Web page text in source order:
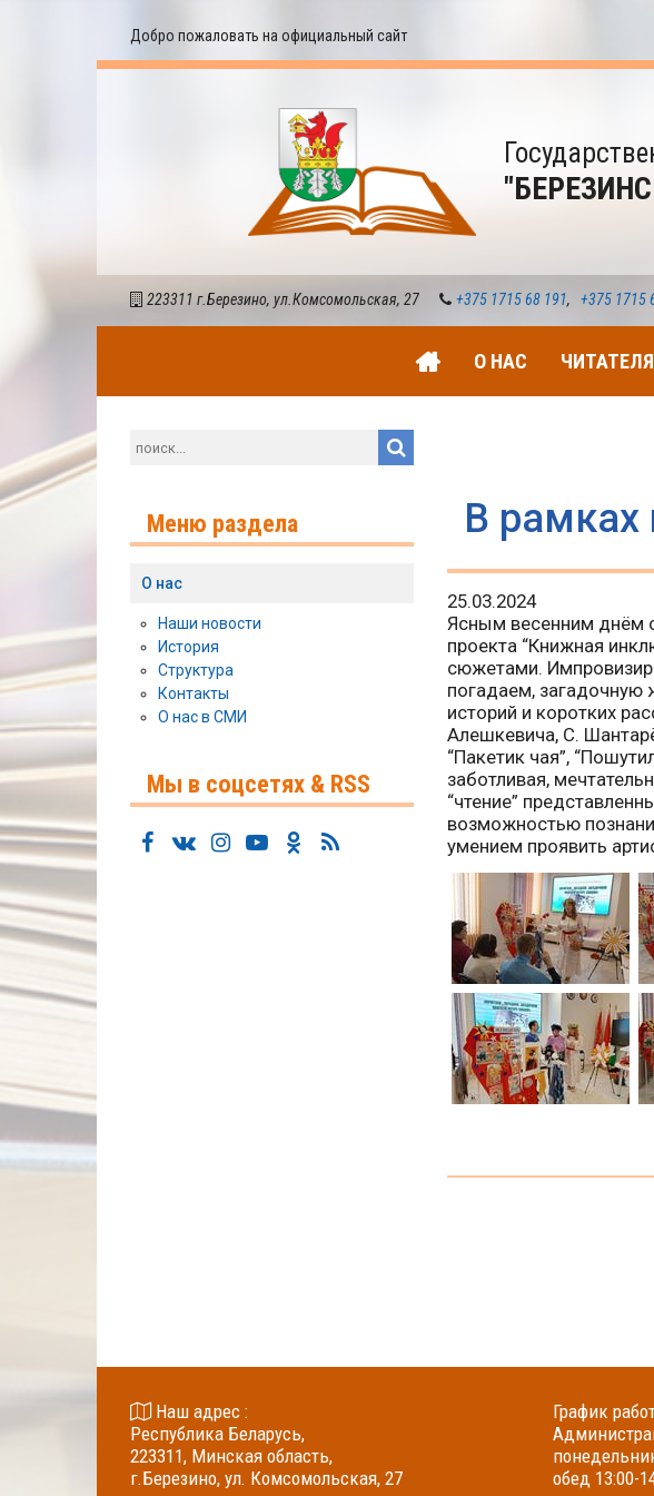
Добро пожаловать на официальный сайт
223311 г.Березино, ул.Комсомольская, 27 +375 1715 68 191, +375 1715
О НАС
В рамках
25.03.2024
Ясным весенним днём
проекта “Книжная
сюжетами.
погадаем, загадочную
историй и коротких
Алешкевича, С.
“Пакетик чая”,
заботливая,
“чтение”
возможностью
умением проявить
Меню раздела
О нас
Наши новости
История
Структура
Контакты
О нас в СМИ
Мы в соцсетях & RSS
Наш адрес :
Республика Беларусь,
223311, Минская область,
г.Березино, ул. Комсомольская, 27
График
обед 13:00-